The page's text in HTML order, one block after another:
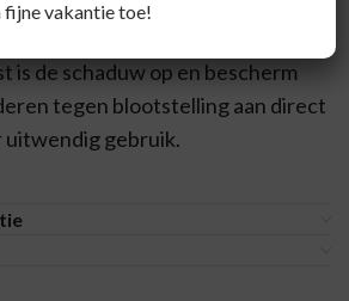
zoek ’s middags wanneer de
is de schaduw op en bescherm
tegen blootstelling aan direct
uitwendig gebruik.
fijne vakantie toe!